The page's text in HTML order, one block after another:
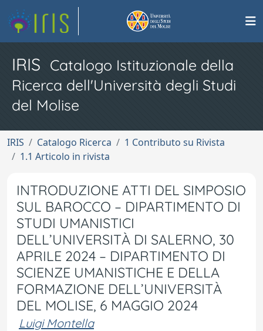
IRIS Catalogo Istituzionale della
Ricerca dell'Università degli Studi
del Molise
IRIS Catalogo Ricerca
1 Contributo su Rivista
1.1 Articolo in rivista
INTRODUZIONE ATTI DEL SIMPOSIO
SUL BAROCCO – DIPARTIMENTO DI
STUDI UMANISTICI
DELL’UNIVERSITÀ DI SALERNO, 30
APRILE 2024 – DIPARTIMENTO DI
SCIENZE UMANISTICHE E DELLA
FORMAZIONE DELL’UNIVERSITÀ
DEL MOLISE, 6 MAGGIO 2024
Luigi Montella